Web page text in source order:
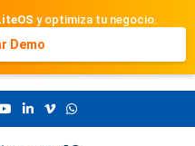
y optimiza tu negocio.
Demo